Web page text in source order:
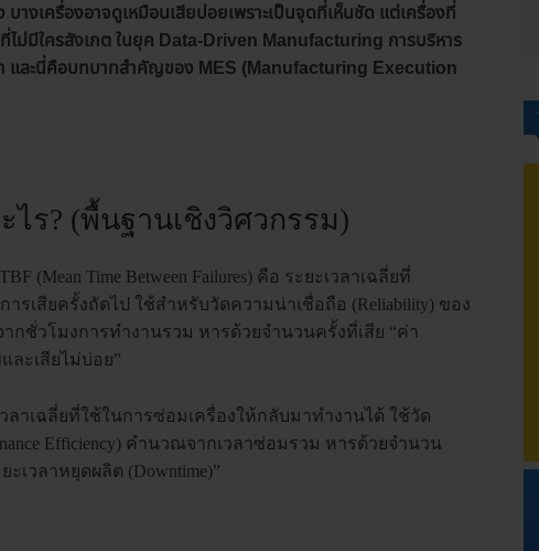
างเครื่องอาจดูเหมือนเสียบ่อยเพราะเป็นจุดที่เห็นชัด แต่เครื่องที่
ม่มีใครสังเกต ในยุค Data-Driven Manufacturing การบริหาร
า และนี่คือบทบาทสำคัญของ MES (Manufacturing Execution
ไร? (พื้นฐานเชิงวิศวกรรม)
Time Between Failures) คือ ระยะเวลาเฉลี่ยที่
รเสียครั้งถัดไป ใช้สำหรับวัดความน่าเชื่อถือ (Reliability) ของ
กชั่วโมงการทำงานรวม หารด้วยจำนวนครั้งที่เสีย “ค่า
ละเสียไม่บ่อย”
เวลาเฉลี่ยที่ใช้ในการซ่อมเครื่องให้กลับมาทำงานได้ ใช้วัด
Efficiency) คำนวณจากเวลาซ่อมรวม หารด้วยจำนวน
เวลาหยุดผลิต (Downtime)”